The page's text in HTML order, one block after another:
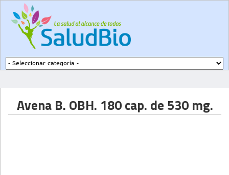
Avena B. OBH. 180 cap. de 530 mg.